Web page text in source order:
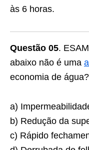
às 6 horas.
Questão 05.
abaixo não é uma
economia de água?
a)
b) Redução da
c) Rápido